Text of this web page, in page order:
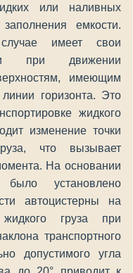
или наливных
емкости.
имеет свои
при движении
имеющим
горизонта. Это
жидкого
изменение точки
что вызывает
На основании
было установлено
автоцистерны на
груза при
транспортного
допустимого угла